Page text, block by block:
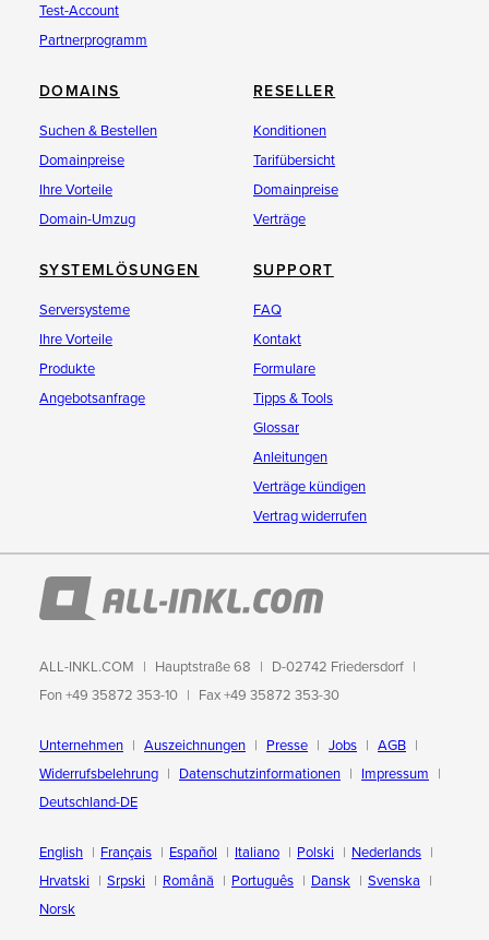
Test-Account
Partnerprogramm
DOMAINS
Suchen & Bestellen
Domainpreise
Ihre Vorteile
Domain-Umzug
RESELLER
Konditionen
Tarifübersicht
Domainpreise
Verträge
SYSTEMLÖSUNGEN
Serversysteme
Ihre Vorteile
Produkte
Angebotsanfrage
SUPPORT
FAQ
Kontakt
Formulare
Tipps & Tools
Glossar
Anleitungen
Verträge kündigen
Vertrag widerrufen
ALL-INKL.COM Hauptstraße 68
D-02742 Friedersdorf
Fon +49 35872 353-10
Fax +49 35872 353-30
Unternehmen Auszeichnungen Presse Jobs
AGB
Widerrufsbelehrung
Datenschutzinformationen
Impressum
Deutschland-DE
English Français Español Italiano Polski
Nederlands
Hrvatski
Srpski Română Português Dansk
Svenska
Norsk